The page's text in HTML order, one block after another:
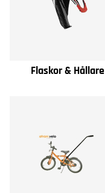
Flaskor & Hållare